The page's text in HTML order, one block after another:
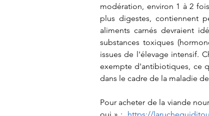
modération, environ 1 à 2
plus digestes, contiennent
aliments carnés devraient
substances toxiques
issues de l'élevage intensif.
exempte d'antibiotiques, ce
dans le cadre de la maladie
Pour acheter de la viande